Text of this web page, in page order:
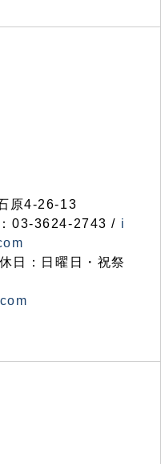
原4-26-13
03-3624-2743 / i
日：日曜日・祝祭